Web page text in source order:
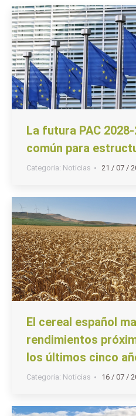
La futura PAC
común para
Categoria: Noticias 21 / 07 /
El cereal español
rendimientos
los últimos cinco
Categoria: Noticias 16 / 07 /